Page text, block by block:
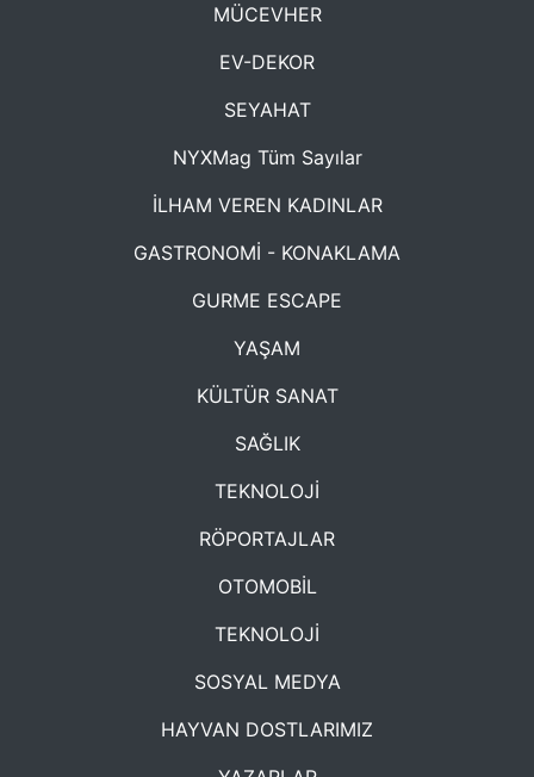
MÜCEVHER
EV-DEKOR
SEYAHAT
NYXMag Tüm Sayılar
İLHAM VEREN KADINLAR
GASTRONOMİ - KONAKLAMA
GURME ESCAPE
YAŞAM
KÜLTÜR SANAT
SAĞLIK
TEKNOLOJİ
RÖPORTAJLAR
OTOMOBİL
TEKNOLOJİ
SOSYAL MEDYA
HAYVAN DOSTLARIMIZ